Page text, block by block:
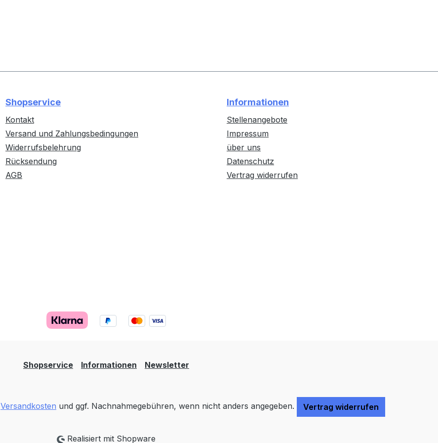
Shopservice
Kontakt
Versand und Zahlungsbedingungen
Widerrufsbelehrung
Rücksendung
AGB
Informationen
Stellenangebote
Impressum
über uns
Datenschutz
Vertrag widerrufen
Shopservice Informationen Newsletter
Versandkosten und ggf. Nachnahmegebühren, wenn nicht anders angegeben. Vertrag widerrufen
Realisiert mit Shopware